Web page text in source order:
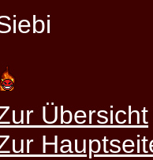
Übersicht